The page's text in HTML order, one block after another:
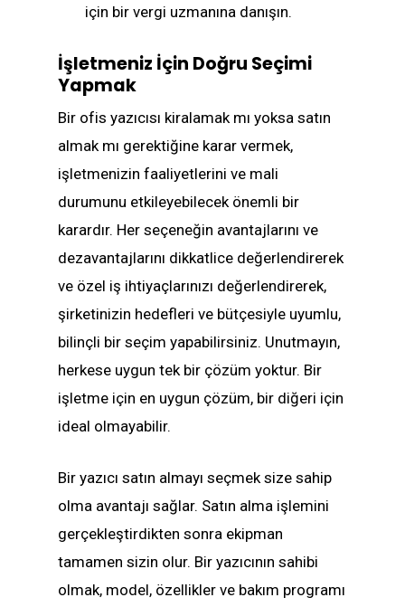
için bir vergi uzmanına danışın.
İşletmeniz İçin Doğru Seçimi
Yapmak
Bir ofis yazıcısı kiralamak mı yoksa satın
almak mı gerektiğine karar vermek,
işletmenizin faaliyetlerini ve mali
durumunu etkileyebilecek önemli bir
karardır. Her seçeneğin avantajlarını ve
dezavantajlarını dikkatlice değerlendirerek
ve özel iş ihtiyaçlarınızı değerlendirerek,
şirketinizin hedefleri ve bütçesiyle uyumlu,
bilinçli bir seçim yapabilirsiniz. Unutmayın,
herkese uygun tek bir çözüm yoktur. Bir
işletme için en uygun çözüm, bir diğeri için
ideal olmayabilir.
Bir yazıcı satın almayı seçmek size sahip
olma avantajı sağlar. Satın alma işlemini
gerçekleştirdikten sonra ekipman
tamamen sizin olur. Bir yazıcının sahibi
olmak, model, özellikler ve bakım programı